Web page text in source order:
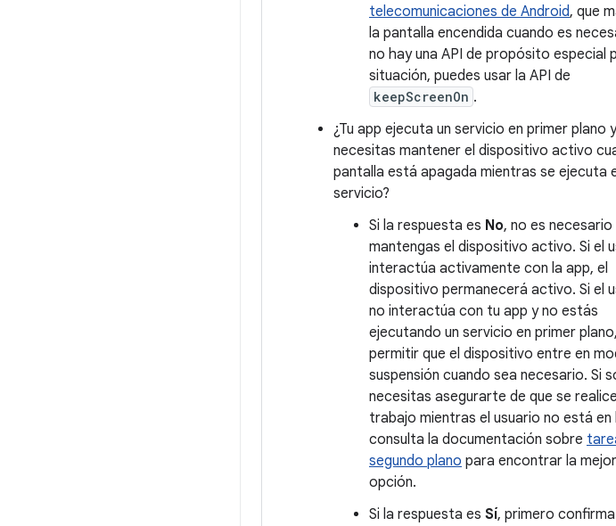
telecomunicaciones de Android, que
la pantalla encendida cuando es
no hay una API de propósito especial
situación, puedes usar la API de
keepScreenOn .
¿Tu app ejecuta un servicio en primer plano y
necesitas mantener el dispositivo activo
pantalla está apagada mientras se ejecuta
servicio?
Si la respuesta es No, no es necesario
mantengas el dispositivo activo. Si el
interactúa activamente con la app, el
dispositivo permanecerá activo. Si el
no interactúa con tu app y no estás
ejecutando un servicio en primer
permitir que el dispositivo entre en
suspensión cuando sea necesario. Si
necesitas asegurarte de que se
trabajo mientras el usuario no está en
consulta la documentación sobre
segundo plano para encontrar la mejor
opción.
Si la respuesta es Sí, primero